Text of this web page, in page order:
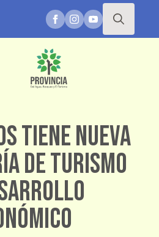
tiene nueva
de Turismo